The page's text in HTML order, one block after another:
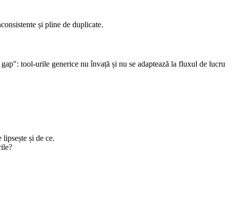
și pline de duplicate.
tool-urile generice nu învață și nu se adaptează la fluxul de lucru
și de ce.